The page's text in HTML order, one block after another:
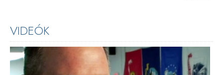
VIDEÓK